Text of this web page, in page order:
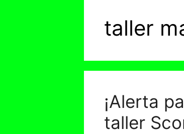
taller
¡Alerta
taller